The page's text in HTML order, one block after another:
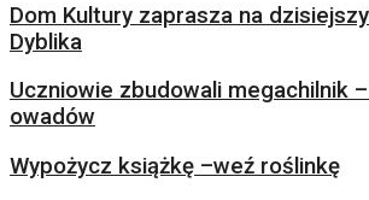
Dom Kultury zaprasza na
Dyblika
Uczniowie zbudowali megachilnik
owadów
Wypożycz książkę –weź roślinkę